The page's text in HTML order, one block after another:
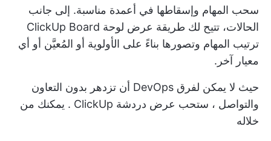
سحب المهام وإسقاطها في أعمدة مناسبة. إلى جانب
الحالات، تتيح لك طريقة عرض لوحة ClickUp Board
ترتيب المهام وتصورها بناءً على الأولوية أو المُعيَّن أو أي
معيار آخر.
حيث لا يمكن لفرق DevOps أن تزدهر بدون
التعاون
والتواصل ، ستحب عرض دردشة ClickUp
. يمكنك من
خلاله